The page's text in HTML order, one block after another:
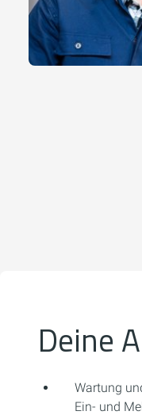
Deine
Wartung
Ein- und